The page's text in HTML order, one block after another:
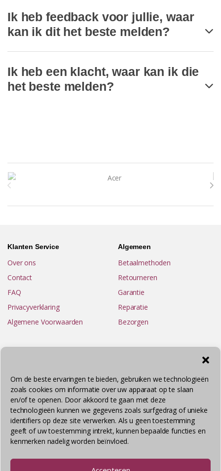
Om de beste ervaringen te bieden, gebruiken we technologieën
zoals cookies om informatie over uw apparaat op te slaan
en/of te openen. Door akkoord te gaan met deze
technologieën kunnen we gegevens zoals surfgedrag of unieke
identifiers op deze site verwerken. Als u geen toestemming
geeft of uw toestemming intrekt, kunnen bepaalde functies en
kenmerken nadelig worden beïnvloed.
Ik heb feedback voor jullie, waar
kan ik dit het beste melden?
Ik heb een klacht, waar kan ik die
het beste melden?
Brands Carousel
Klanten Service
Over ons
Contact
FAQ
Privacyverklaring
Algemene Voorwaarden
Algemeen
Betaalmethoden
Retourneren
Garantie
Reparatie
Bezorgen